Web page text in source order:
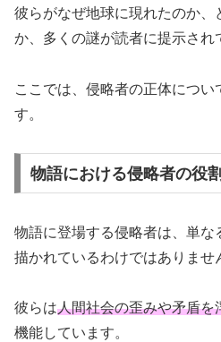
彼らがなぜ地球に現れたのか、
か、多くの謎が読者に提示され
ここでは、侵略者の正体につい
す。
物語における侵略者の役割
物語に登場する侵略者は、単な
描かれているわけではありませ
彼らは人間社会の歪みや矛盾を
機能しています。